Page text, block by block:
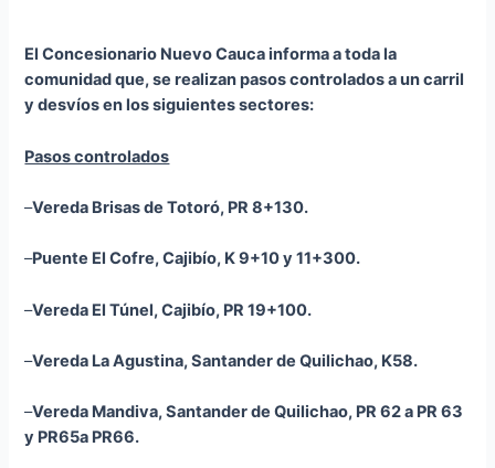
El Concesionario Nuevo Cauca informa a toda la
comunidad que, se realizan pasos controlados a un carril
y desvíos en los siguientes sectores:
Pasos controlados
–Vereda Brisas de Totoró, PR 8+130.
–Puente El Cofre, Cajibío, K 9+10 y 11+300.
–Vereda El Túnel, Cajibío, PR 19+100.
–Vereda La Agustina, Santander de Quilichao, K58.
–Vereda Mandiva, Santander de Quilichao, PR 62 a PR 63
y PR65a PR66.